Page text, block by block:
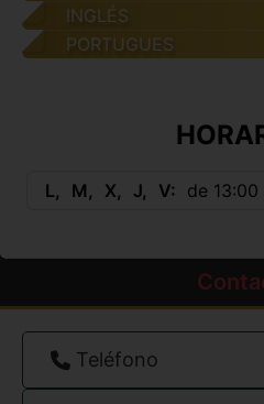
INGLÉS
PORTUGUES
L M X J V de
Teléfono